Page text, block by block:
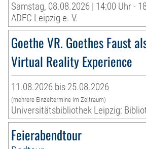
Samstag, 08.08.2026 | 14:00 Uhr -
ADFC Leipzig e. V.
Goethe VR. Goethes Faust
Virtual Reality Experience
11.08.2026 bis 25.08.2026
(mehrere Einzeltermine im Zeitraum)
Universitätsbibliothek Leipzig:
Feierabendtour